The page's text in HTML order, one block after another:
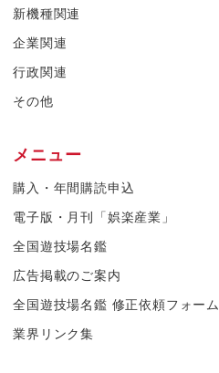
新機種関連
企業関連
行政関連
その他
メニュー
購入・年間購読申込
電子版・月刊「娯楽産業」
全国遊技場名鑑
広告掲載のご案内
全国遊技場名鑑 修正依頼フォーム
業界リンク集